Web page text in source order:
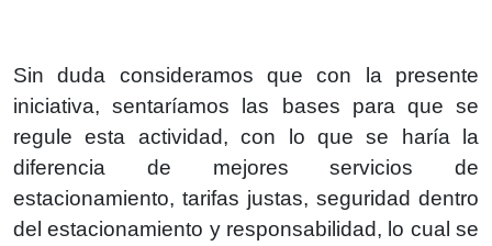
Sin duda consideramos que con la presente
iniciativa, sentaríamos las bases para que se
regule esta actividad, con lo que se haría la
diferencia de mejores servicios de
estacionamiento, tarifas justas, seguridad dentro
del estacionamiento y responsabilidad, lo cual se